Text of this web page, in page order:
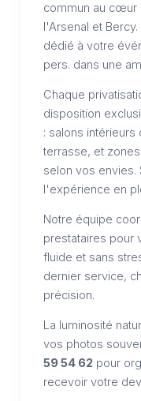
commun au cœur
l'Arsenal et
dédié à votre
pers. dans une
Chaque
disposition
: salons
terrasse, et
selon vos envies.
l'expérience en
Notre équipe
prestataires pour
fluide et sans
dernier service,
précision.
La luminosité
vos photos
59 54 62 pour
recevoir votre